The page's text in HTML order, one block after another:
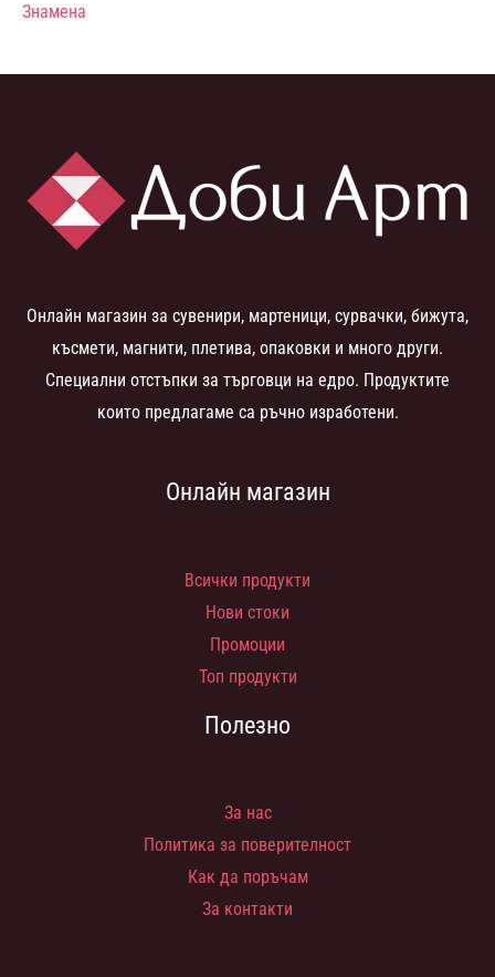
Знамена
Онлайн магазин за сувенири, мартеници, сурвачки, бижута,
късмети, магнити, плетива, опаковки и много други.
Специални отстъпки за търговци на едро. Продуктите
които предлагаме са ръчно изработени.
Онлайн магазин
Всички продукти
Нови стоки
Промоции
Топ продукти
Полезно
За нас
Политика за поверителност
Как да поръчам
За контакти